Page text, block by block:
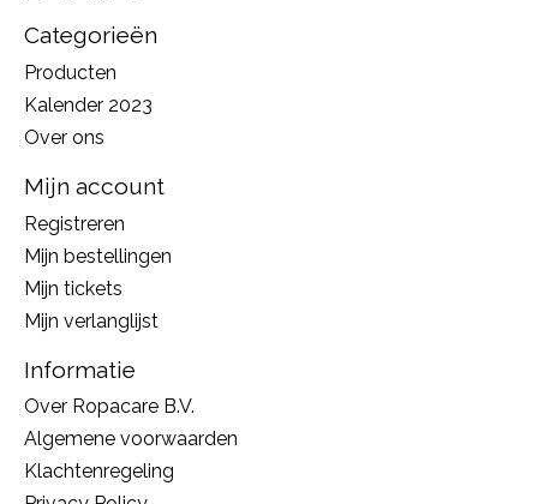
Categorieën
Producten
Kalender 2023
Over ons
Mijn account
Registreren
Mijn bestellingen
Mijn tickets
Mijn verlanglijst
Informatie
Over Ropacare B.V.
Algemene voorwaarden
Klachtenregeling